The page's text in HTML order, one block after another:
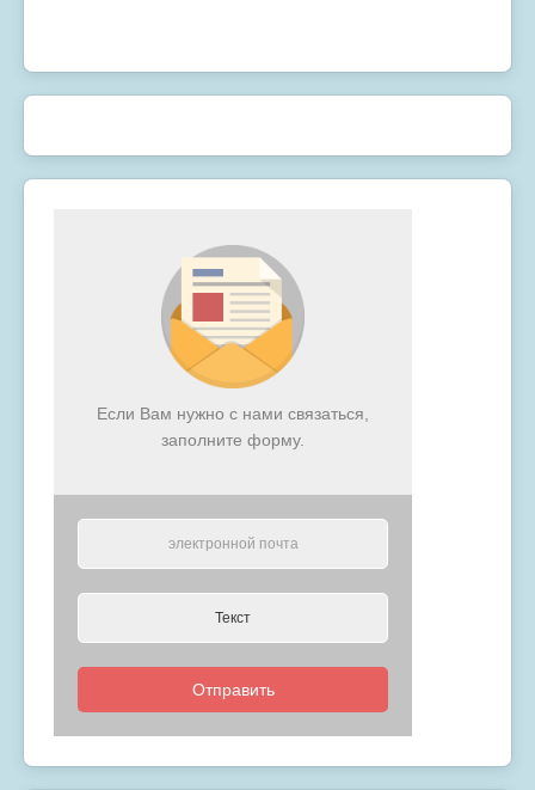
Если Вам нужно с нами связаться,
заполните форму.
Отправить